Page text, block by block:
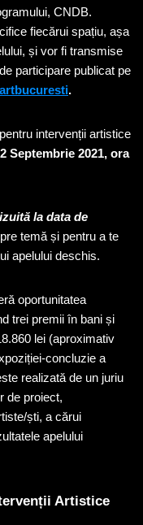
CNDB.
fiecărui spațiu, așa
și vor fi transmise
participare publicat pe
.
intervenții artistice
Septembrie 2021, ora
la data de
temă și pentru a te
apelului deschis.
oportunitatea
trei premii în bani și
lei (aproximativ
concluzie a
realizată de un juriu
de proiect,
ști, a cărui
apelului
Artistice